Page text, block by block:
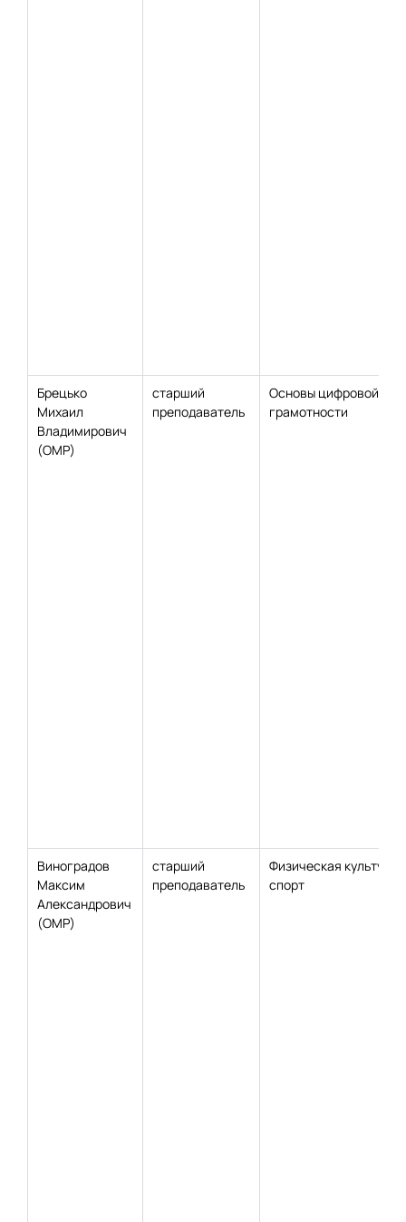
Брецько
Михаил
Владимирович
(ОМР)
старший
преподаватель
Основы цифровой
грамотности
Виноградов
Максим
Александрович
(ОМР)
старший
преподаватель
Физическая культура
спорт